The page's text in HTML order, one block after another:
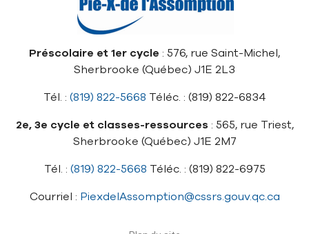
Préscolaire et 1er cycle : 576, rue Saint-Michel,
Sherbrooke (Québec) J1E 2L3
Tél. : (819) 822-5668 Téléc. : (819) 822-6834
2e, 3e cycle et classes-ressources : 565, rue Triest,
Sherbrooke (Québec) J1E 2M7
Tél. : (819) 822-5668 Téléc. : (819) 822-6975
Courriel : PiexdelAssomption@cssrs.gouv.qc.ca